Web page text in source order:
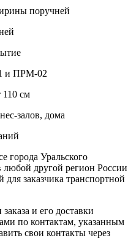
поручней
и ПРМ-02
110 см
залов, дома
города Уральского
любой другой регион России
заказчика транспортной
и его доставки
по контактам, указанным
свои контакты через